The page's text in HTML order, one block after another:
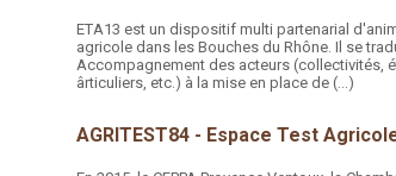
ETA13 est un dispositif multi partenarial
agricole dans les Bouches du Rhône. Il se
Accompagnement des acteurs (collectivités,
ârticuliers, etc.) à la mise en place de (…)
AGRITEST84 - Espace Test